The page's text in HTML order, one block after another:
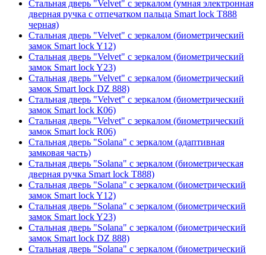
Стальная дверь "Velvet" с зеркалом (умная электронная
дверная ручка с отпечатком пальца Smart lock T888
черная)
Стальная дверь "Velvet" с зеркалом (биометрический
замок Smart lock Y12)
Стальная дверь "Velvet" с зеркалом (биометрический
замок Smart lock Y23)
Стальная дверь "Velvet" с зеркалом (биометрический
замок Smart lock DZ 888)
Стальная дверь "Velvet" с зеркалом (биометрический
замок Smart lock К06)
Стальная дверь "Velvet" с зеркалом (биометрический
замок Smart lock R06)
Стальная дверь "Solana" с зеркалом (адаптивная
замковая часть)
Стальная дверь "Solana" с зеркалом (биометрическая
дверная ручка Smart lock T888)
Стальная дверь "Solana" с зеркалом (биометрический
замок Smart lock Y12)
Стальная дверь "Solana" с зеркалом (биометрический
замок Smart lock Y23)
Стальная дверь "Solana" с зеркалом (биометрический
замок Smart lock DZ 888)
Стальная дверь "Solana" с зеркалом (биометрический